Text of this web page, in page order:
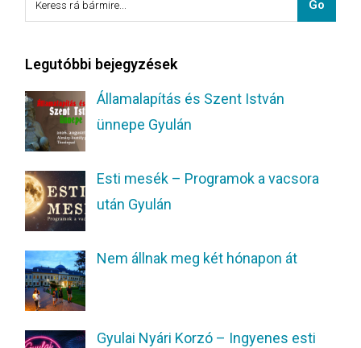
Legutóbbi bejegyzések
Államalapítás és Szent István
ünnepe Gyulán
Esti mesék – Programok a vacsora
után Gyulán
Nem állnak meg két hónapon át
Gyulai Nyári Korzó – Ingyenes esti